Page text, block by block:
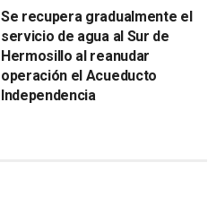
Se recupera gradualmente el
servicio de agua al Sur de
Hermosillo al reanudar
operación el Acueducto
Independencia